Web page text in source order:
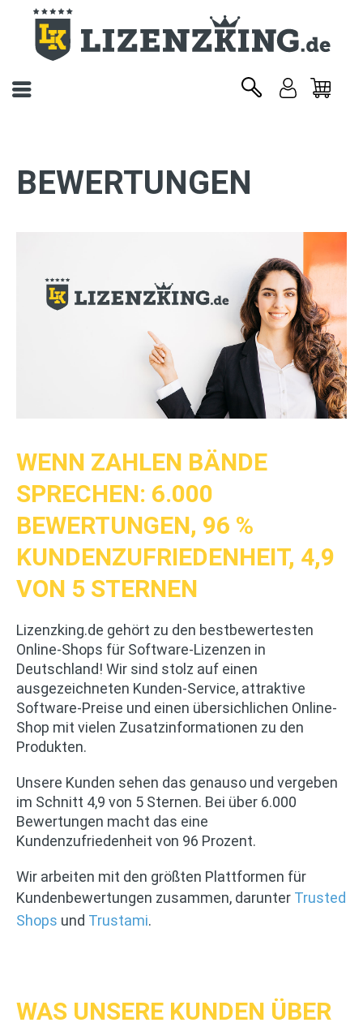
BEWERTUNGEN
WENN ZAHLEN BÄNDE
SPRECHEN: 6.000
BEWERTUNGEN, 96 %
KUNDENZUFRIEDENHEIT, 4,9
VON 5 STERNEN
Lizenzking.de gehört zu den bestbewertesten
Online-Shops für Software-Lizenzen in
Deutschland! Wir sind stolz auf einen
ausgezeichneten Kunden-Service, attraktive
Software-Preise und einen übersichlichen Online-
Shop mit vielen Zusatzinformationen zu den
Produkten.
Unsere Kunden sehen das genauso und vergeben
im Schnitt 4,9 von 5 Sternen. Bei über 6.000
Bewertungen macht das eine
Kundenzufriedenheit von 96 Prozent.
Wir arbeiten mit den größten Plattformen für
Kundenbewertungen zusammen, darunter Trusted
Shops und Trustami.
WAS UNSERE KUNDEN ÜBER